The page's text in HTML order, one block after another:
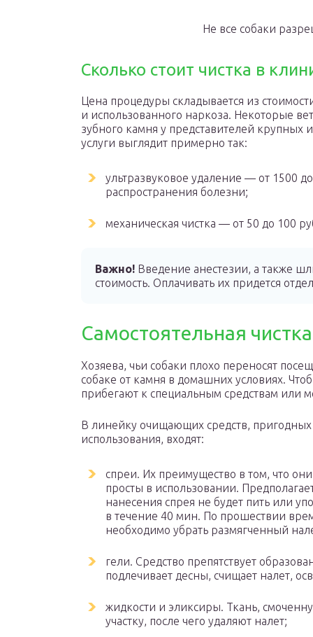
Не все собаки
Сколько стоит чистка в
Цена процедуры складывается из
и использованного наркоза. Некоторые
зубного камня у представителей
услуги выглядит примерно так:
ультразвуковое удаление — от 1500
распространения болезни;
механическая чистка — от 50 до 100
Важно! Введение анестезии, а также
стоимость. Оплачивать их придется
Самостоятельная
Хозяева, чьи собаки плохо переносят
собаке от камня в домашних условиях.
прибегают к специальным средствам или
В линейку очищающих средств,
использования, входят:
спреи. Их преимущество в том, что
просты в использовании.
нанесения спрея не будет пить или
в течение 40 мин. По прошествии
необходимо убрать размягченный
гели. Средство препятствует
подлечивает десны, счищает налет,
жидкости и эликсиры. Ткань,
участку, после чего удаляют налет;